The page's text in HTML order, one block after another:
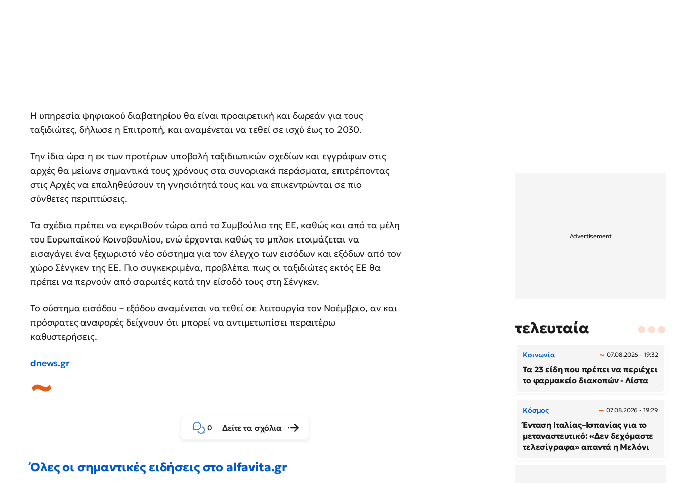
Η υπηρεσία ψηφιακού διαβατηρίου θα είναι προαιρετική και δωρεάν για τους
ταξιδιώτες, δήλωσε η Επιτροπή, και αναμένεται να τεθεί σε ισχύ έως το 2030.
Την ίδια ώρα η εκ των προτέρων υποβολή ταξιδιωτικών σχεδίων και εγγράφων στις
αρχές θα μείωνε σημαντικά τους χρόνους στα συνοριακά περάσματα, επιτρέποντας
στις Αρχές να επαληθεύσουν τη γνησιότητά τους και να επικεντρώνται σε πιο
σύνθετες περιπτώσεις.
Τα σχέδια πρέπει να εγκριθούν τώρα από το Συμβούλιο της ΕΕ, καθώς και από τα μέλη
του Ευρωπαϊκού Κοινοβουλίου, ενώ έρχονται καθώς το μπλοκ ετοιμάζεται να
εισαγάγει ένα ξεχωριστό νέο σύστημα για τον έλεγχο των εισόδων και εξόδων από τον
χώρο Σένγκεν της ΕΕ. Πιο συγκεκριμένα, προβλέπει πως οι ταξιδιώτες εκτός ΕΕ θα
πρέπει να περνούν από σαρωτές κατά την είσοδό τους στη Σένγκεν.
Το σύστημα εισόδου – εξόδου αναμένεται να τεθεί σε λειτουργία τον Νοέμβριο, αν και
πρόσφατες αναφορές δείχνουν ότι μπορεί να αντιμετωπίσει περαιτέρω
καθυστερήσεις.
dnews.gr
0 Δείτε τα σχόλια
Όλες οι σημαντικές ειδήσεις στο alfavita.gr
τελευταία
Κοινωνία 07.08.2026 - 19:32
Τα 23 είδη που πρέπει να περιέχει
το φαρμακείο διακοπών - Λίστα
Κόσμος 07.08.2026 - 19:29
Ένταση Ιταλίας–Ισπανίας για το
μεταναστευτικό: «Δεν δεχόμαστε
τελεσίγραφα» απαντά η Μελόνι